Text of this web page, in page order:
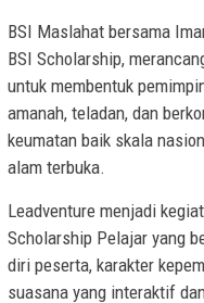
BSI Maslahat bersama
BSI Scholarship,
untuk membentuk
amanah, teladan, dan
keumatan baik skala
alam terbuka.
Leadventure menjadi
Scholarship Pelajar yang
diri peserta, karakter
suasana yang interaktif